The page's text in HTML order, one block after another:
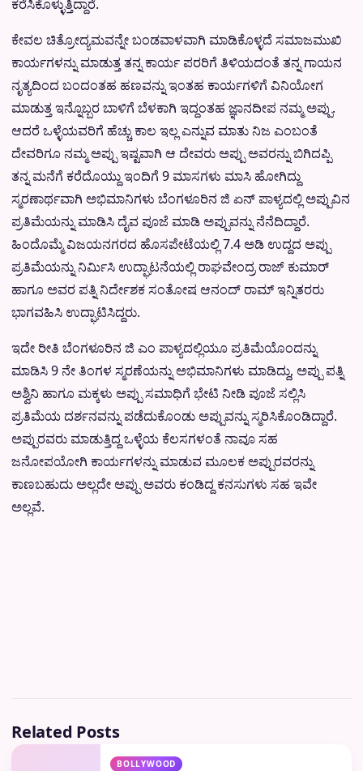
ಕರೆಸಿಕೊಳ್ಳುತ್ತಿದ್ದಾರೆ.
ಕೇವಲ ಚಿತ್ರೋದ್ಯಮವನ್ನೇ ಬಂಡವಾಳವಾಗಿ ಮಾಡಿಕೊಳ್ಳದೆ ಸಮಾಜಮುಖಿ
ಕಾರ್ಯಗಳನ್ನು ಮಾಡುತ್ತ ತನ್ನ ಕಾರ್ಯ ಪರರಿಗೆ ತಿಳಿಯದಂತೆ ತನ್ನ ಗಾಯನ
ನೃತ್ಯದಿಂದ ಬಂದಂತಹ ಹಣವನ್ನು ಇಂತಹ ಕಾರ್ಯಗಳಿಗೆ ವಿನಿಯೋಗ
ಮಾಡುತ್ತ ಇನ್ನೊಬ್ಬರ ಬಾಳಿಗೆ ಬೆಳಕಾಗಿ ಇದ್ದಂತಹ ಜ್ಞಾನದೀಪ ನಮ್ಮ ಅಪ್ಪು.
ಆದರೆ ಒಳ್ಳೆಯವರಿಗೆ ಹೆಚ್ಚು ಕಾಲ ಇಲ್ಲ ಎನ್ನುವ ಮಾತು ನಿಜ ಎಂಬಂತೆ
ದೇವರಿಗೂ ನಮ್ಮ ಅಪ್ಪು ಇಷ್ಟವಾಗಿ ಆ ದೇವರು ಅಪ್ಪು ಅವರನ್ನು ಬಿಗಿದಪ್ಪಿ
ತನ್ನ ಮನೆಗೆ ಕರೆದೊಯ್ದು ಇಂದಿಗೆ 9 ಮಾಸಗಳು ಮಾಸಿ ಹೋಗಿದ್ದು
ಸ್ಮರಣಾರ್ಥವಾಗಿ ಅಭಿಮಾನಿಗಳು ಬೆಂಗಳೂರಿನ ಜಿ ಏನ್ ಪಾಳ್ಯದಲ್ಲಿ ಅಪ್ಪುವಿನ
ಪ್ರತಿಮೆಯನ್ನು ಮಾಡಿಸಿ ದೈವ ಪೂಜೆ ಮಾಡಿ ಅಪ್ಪುವನ್ನು ನೆನೆದಿದ್ದಾರೆ.
ಹಿಂದೊಮ್ಮೆ ವಿಜಯನಗರದ ಹೊಸಪೇಟೆಯಲ್ಲಿ 7.4 ಅಡಿ ಉದ್ದದ ಅಪ್ಪು
ಪ್ರತಿಮೆಯನ್ನು ನಿರ್ಮಿಸಿ ಉದ್ಘಾಟನೆಯಲ್ಲಿ ರಾಘವೇಂದ್ರ ರಾಜ್ ಕುಮಾರ್
ಹಾಗೂ ಅವರ ಪತ್ನಿ ನಿರ್ದೇಶಕ ಸಂತೋಷ ಆನಂದ್ ರಾಮ್ ಇನ್ನಿತರರು
ಭಾಗವಹಿಸಿ ಉದ್ಘಾಟಿಸಿದ್ದರು.
ಇದೇ ರೀತಿ ಬೆಂಗಳೂರಿನ ಜಿ ಎಂ ಪಾಳ್ಯದಲ್ಲಿಯೂ ಪ್ರತಿಮೆಯೊಂದನ್ನು
ಮಾಡಿಸಿ 9 ನೇ ತಿಂಗಳ ಸ್ಮರಣೆಯನ್ನು ಅಭಿಮಾನಿಗಳು ಮಾಡಿದ್ದು, ಅಪ್ಪು ಪತ್ನಿ
ಅಶ್ವಿನಿ ಹಾಗೂ ಮಕ್ಕಳು ಅಪ್ಪು ಸಮಾಧಿಗೆ ಭೇಟಿ ನೀಡಿ ಪೂಜೆ ಸಲ್ಲಿಸಿ
ಪ್ರತಿಮೆಯ ದರ್ಶನವನ್ನು ಪಡೆದುಕೊಂಡು ಅಪ್ಪುವನ್ನು ಸ್ಮರಿಸಿಕೊಂಡಿದ್ದಾರೆ.
ಅಪ್ಪುರವರು ಮಾಡುತ್ತಿದ್ದ ಒಳ್ಳೆಯ ಕೆಲಸಗಳಂತೆ ನಾವೂ ಸಹ
ಜನೋಪಯೋಗಿ ಕಾರ್ಯಗಳನ್ನು ಮಾಡುವ ಮೂಲಕ ಅಪ್ಪುರವರನ್ನು
ಕಾಣಬಹುದು ಅಲ್ಲದೇ ಅಪ್ಪು ಅವರು ಕಂಡಿದ್ದ ಕನಸುಗಳು ಸಹ ಇವೇ
ಅಲ್ಲವೆ.
Related Posts
BOLLYWOOD